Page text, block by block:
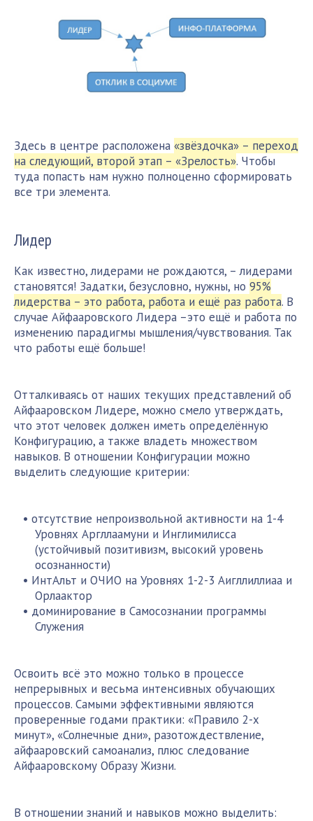
Здесь в центре расположена «звёздочка» – переход
на следующий, второй этап – «Зрелость». Чтобы
туда попасть нам нужно полноценно сформировать
все три элемента.
Лидер
Как известно, лидерами не рождаются, – лидерами
становятся! Задатки, безусловно, нужны, но 95%
лидерства – это работа, работа и ещё раз работа. В
случае Айфааровского Лидера –это ещё и работа по
изменению парадигмы мышления/чувствования. Так
что работы ещё больше!
Отталкиваясь от наших текущих представлений об
Айфааровском Лидере, можно смело утверждать,
что этот человек должен иметь определённую
Конфигурацию, а также владеть множеством
навыков. В отношении Конфигурации можно
выделить следующие критерии:
отсутствие непроизвольной активности на 1-4
Уровнях Аргллаамуни и Инглимилисса
(устойчивый позитивизм, высокий уровень
осознанности)
ИнтАльт и ОЧИО на Уровнях 1-2-3 Аигллиллиаа и
Орлаактор
доминирование в Самосознании программы
Служения
Освоить всё это можно только в процессе
непрерывных и весьма интенсивных обучающих
процессов. Самыми эффективными являются
проверенные годами практики: «Правило 2-х
минут», «Солнечные дни», разотождествление,
айфааровский самоанализ, плюс следование
Айфааровскому Образу Жизни.
В отношении знаний и навыков можно выделить: